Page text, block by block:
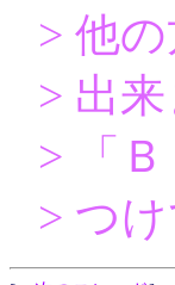
> 他
> 出来
> 「
> つ